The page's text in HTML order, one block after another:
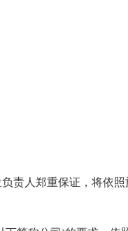
人郑重保证，将依照